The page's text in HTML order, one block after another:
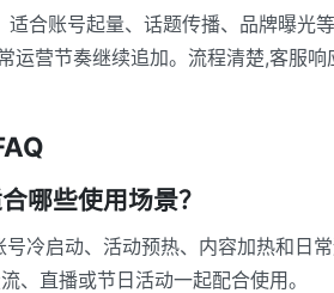
合账号起量、话题传播、品牌曝光
营节奏继续追加。流程清楚,客服
哪些使用场景？
启动、活动预热、内容加热和日
、直播或节日活动一起配合使用。